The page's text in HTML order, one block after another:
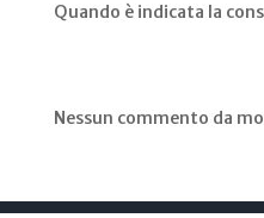
Quando è indicata la
Nessun commento da